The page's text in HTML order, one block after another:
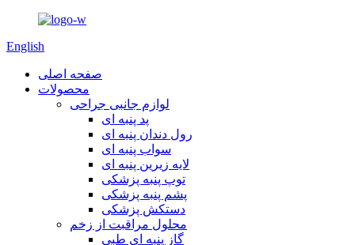
English
صفحه اصلی
محصولات
لوازم جانبی جراحی
پد پنبه ای
رول دندان پنبه ای
سواب پنبه ای
لایه زیرین پنبه ای
توپ پنبه پزشکی
پشم پنبه پزشکی
دستکش پزشکی
محلول مراقبت از زخم
گاز پنبه ای طبی